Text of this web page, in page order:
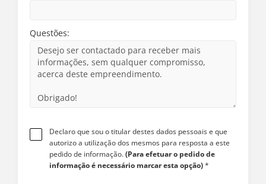
Questões:
Declaro que sou o titular destes dados pessoais e que
autorizo a utilização dos mesmos para resposta a este
pedido de informação.(Para efetuar o pedido de
informação é necessário marcar esta opção)*